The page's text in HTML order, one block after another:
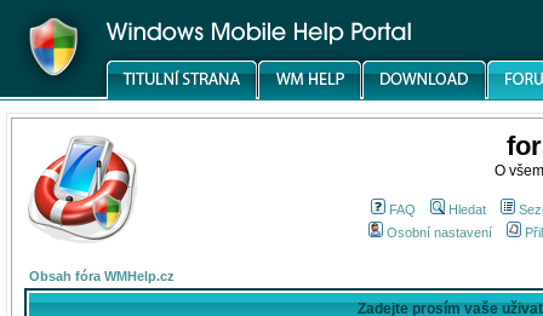
O
FAQ Hledat
Osobní nastavení
Obsah fóra WMHelp.cz
Zadejte prosím vaše